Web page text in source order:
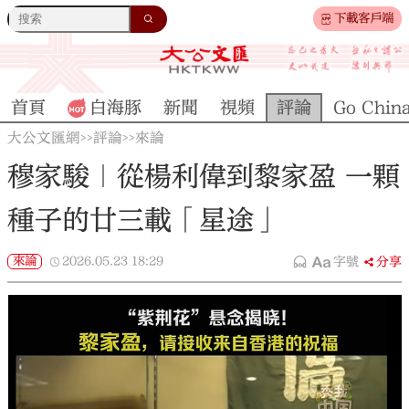
下載客戶端
首頁 白海豚 新聞 視頻 評論 Go
大公文匯網>>評論>>來論
穆家駿｜從楊利偉到黎家盈 一顆
種子的廿三載「星途」
來論 2026.05.23 18:29 字號 分享